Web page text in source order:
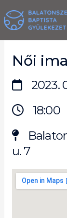
to
content
Női
2023.
18:00
u. 7